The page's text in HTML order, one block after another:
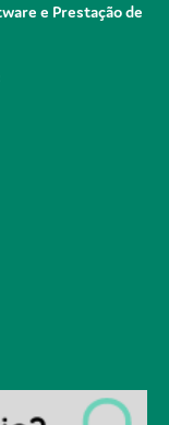
e Prestação de